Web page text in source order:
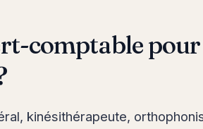
comptable
kinésithérapeute,